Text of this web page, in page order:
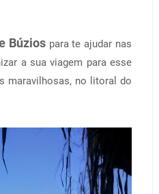
Búziospara te ajudar nas
a sua viagem para esse
maravilhosas, no litoral do